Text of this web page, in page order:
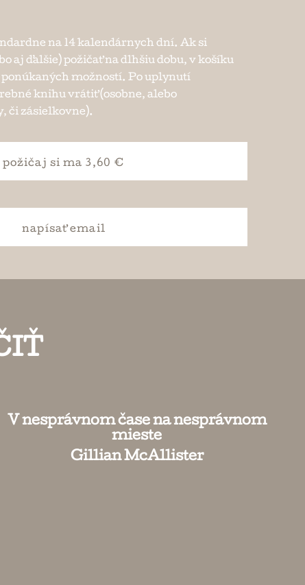
na 14 kalendárnych dní. Ak si
aj ďalšie) požičať na dlhšiu dobu, v košíku
možností. Po uplynutí
knihu vrátiť (osobne, alebo
či zásielkovne).
požičaj sima 3,60 €
napísaťemail
V nesprávnom čase na nesprávnom
mieste
Gillian McAllister